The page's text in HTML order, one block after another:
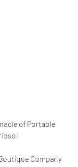
of Portable
Company